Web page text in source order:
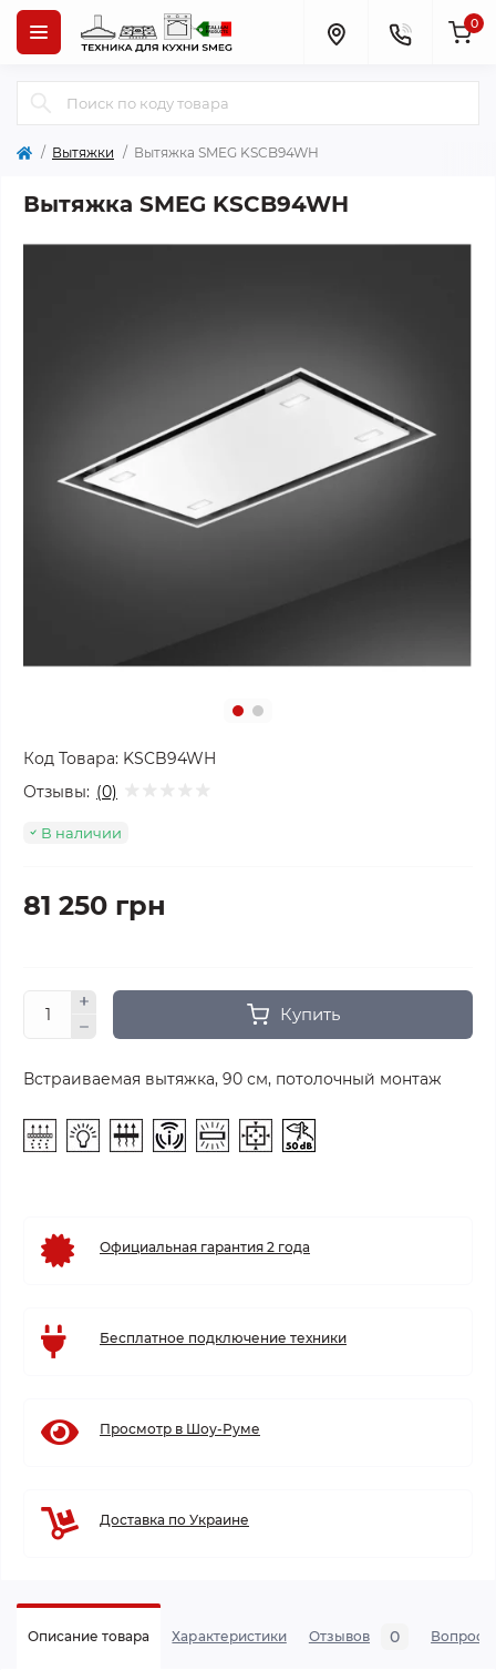
0
Вытяжки Вытяжка SMEG KSCB94WH
Вытяжка SMEG KSCB94WH
Код Товара: KSCB94WH
Отзывы: (0)
В наличии
81 250 грн
Купить
Встраиваемая вытяжка, 90 см, потолочный монтаж
Официальная гарантия 2 года
Бесплатное подключение техники
Просмотр в Шоу-Руме
Доставка по Украине
Описание товара Характеристики Отзывов 0 Вопросы